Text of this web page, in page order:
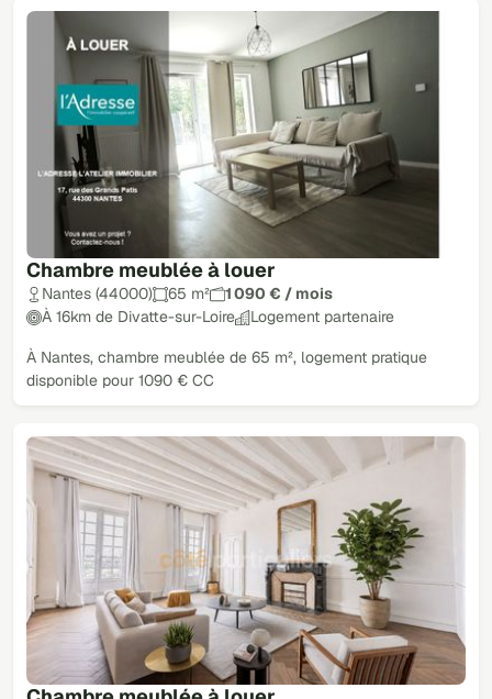
Chambre meublée à louer
Nantes (44000) 65 m²
1 090 € / mois
À 16km de Divatte-sur-Loire
Logement partenaire
À Nantes, chambre meublée de 65 m², logement pratique
disponible pour 1090 € CC